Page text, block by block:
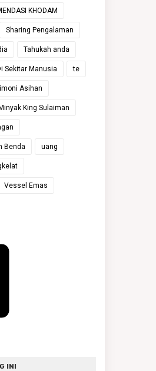
KHODAM
Sharing Pengalaman
Tahukah anda
Sekitar Manusia te
Asihan
King Sulaiman
Benda uang
Vessel Emas
INI